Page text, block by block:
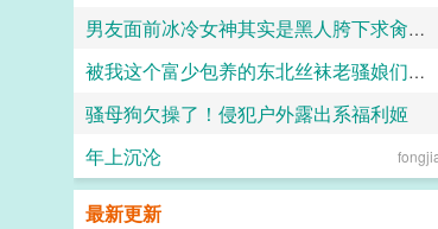
男友面前冰冷女神其实是黑人胯下求肏求受孕的媚黑母狗、直播放送女神被黑人爆肏！
触手君
被我这个富少包养的东北丝袜老骚娘们（无绿改）
超能逗士
骚母狗欠操了！侵犯户外露出系福利姬
西陵吹
年上沉沦
最新更新